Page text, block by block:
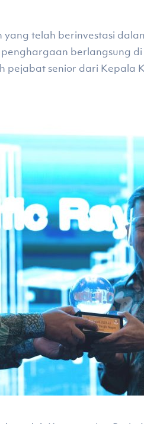
telah berinvestasi
berlangsung
pejabat senior dari Kepala